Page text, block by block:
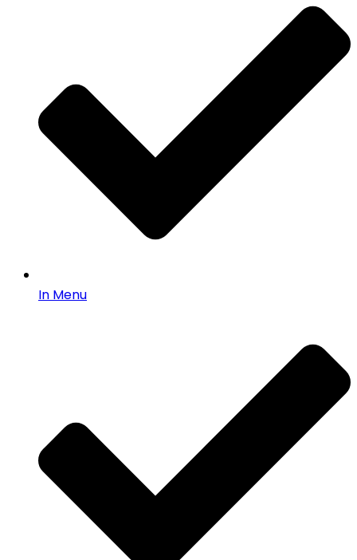
In Menu